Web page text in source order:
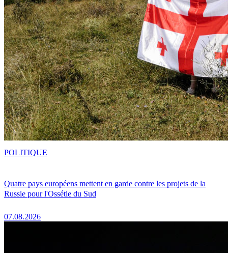
Quatre pays européens mettent en garde contre les projets de la
Russie pour l'Ossétie du Sud
07.08.2026
POLITIQUE